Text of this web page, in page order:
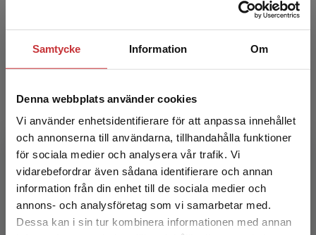
Samtycke Information Om
Denna webbplats använder cookies
Vi använder enhetsidentifierare för att anpassa innehållet
och annonserna till användarna, tillhandahålla funktioner
för sociala medier och analysera vår trafik. Vi
vidarebefordrar även sådana identifierare och annan
information från din enhet till de sociala medier och
annons- och analysföretag som vi samarbetar med.
Dessa kan i sin tur kombinera informationen med annan
Begränsad fraktregion
Pedagogiskt arbete i de yngre årens
pedagogiska praktiker
Emilson, A - Thulin, S (red.)